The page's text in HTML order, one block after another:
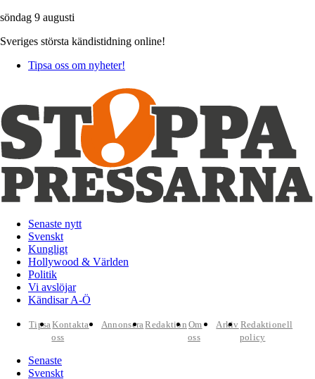
söndag 9 augusti
Sveriges största kändistidning online!
Tipsa oss om nyheter!
Senaste nytt
Svenskt
Kungligt
Hollywood & Världen
Politik
Vi avslöjar
Kändisar A-Ö
TipsaKontakta
oss
AnnonseraRedaktion Om
oss
Arkiv Redaktionell
policy
Senaste
Svenskt